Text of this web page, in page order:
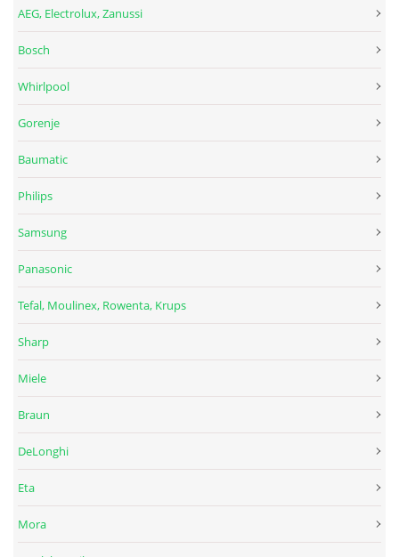
AEG, Electrolux, Zanussi
Bosch
Whirlpool
Gorenje
Baumatic
Philips
Samsung
Panasonic
Tefal, Moulinex, Rowenta, Krups
Sharp
Miele
Braun
DeLonghi
Eta
Mora